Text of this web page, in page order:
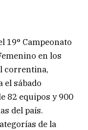
19° Campeonato
en los
correntina,
el sábado
82 equipos y 900
del país.
de la